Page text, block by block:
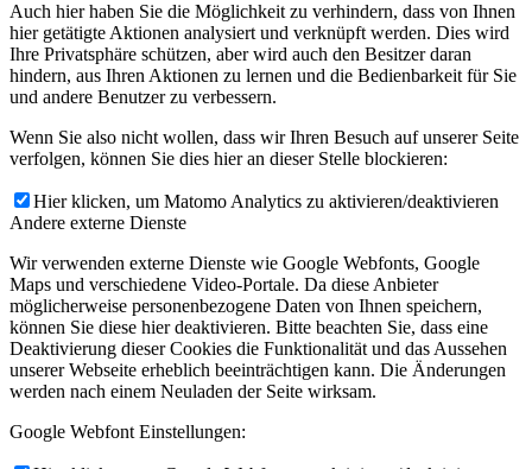
Auch hier haben Sie die Möglichkeit zu verhindern, dass von Ihnen
hier getätigte Aktionen analysiert und verknüpft werden. Dies wird
Ihre Privatsphäre schützen, aber wird auch den Besitzer daran
hindern, aus Ihren Aktionen zu lernen und die Bedienbarkeit für Sie
und andere Benutzer zu verbessern.
Wenn Sie also nicht wollen, dass wir Ihren Besuch auf unserer Seite
verfolgen, können Sie dies hier an dieser Stelle blockieren:
Hier klicken, um Matomo Analytics zu aktivieren/deaktivieren
Andere externe Dienste
Wir verwenden externe Dienste wie Google Webfonts, Google
Maps und verschiedene Video-Portale. Da diese Anbieter
möglicherweise personenbezogene Daten von Ihnen speichern,
können Sie diese hier deaktivieren. Bitte beachten Sie, dass eine
Deaktivierung dieser Cookies die Funktionalität und das Aussehen
unserer Webseite erheblich beeinträchtigen kann. Die Änderungen
werden nach einem Neuladen der Seite wirksam.
Google Webfont Einstellungen: